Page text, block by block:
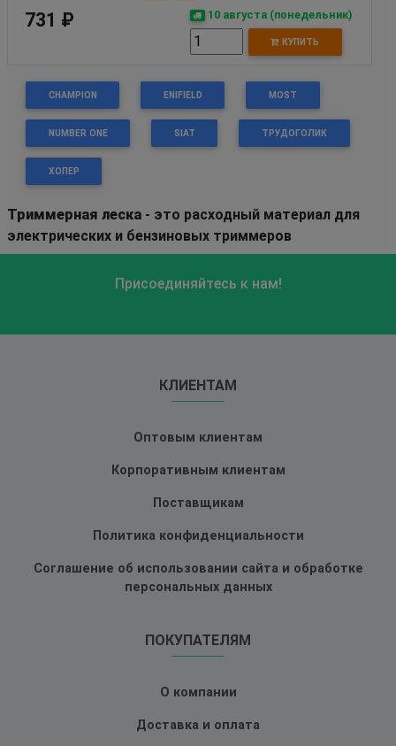
731 ₽ 10 августа (понедельник)
КУПИТЬ
CHAMPION ENIFIELD MOST
NUMBER ONE SIAT ТРУДОГОЛИК
ХОПЕР
Триммерная леска - это расходный материал для
электрических и бензиновых триммеров
Присоединяйтесь к нам!
КЛИЕНТАМ
Оптовым клиентам
Корпоративным клиентам
Поставщикам
Политика конфиденциальности
Соглашение об использовании сайта и обработке
персональных данных
ПОКУПАТЕЛЯМ
О компании
Доставка и оплата